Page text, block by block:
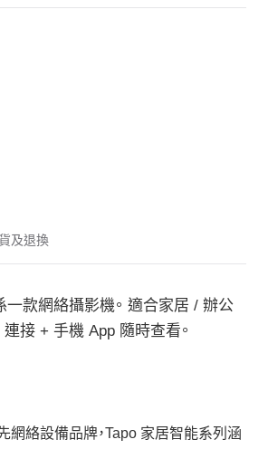
及退換
一款網絡攝影機。 適合家居 / 辦公
連接 + 手機 App 隨時查看。
網絡設備品牌，Tapo 家居智能系列涵